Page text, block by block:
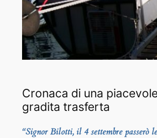
Cronaca di una
gradita trasferta
“Signor Bilotti, il 4 settembre passerò